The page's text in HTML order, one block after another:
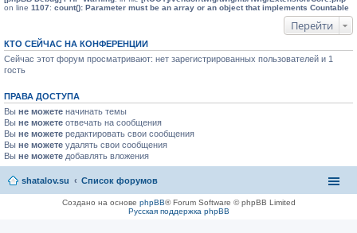
on line 1107: count(): Parameter must be an array or an object that implements Countable
Перейти
КТО СЕЙЧАС НА КОНФЕРЕНЦИИ
Сейчас этот форум просматривают: нет зарегистрированных пользователей и 1
гость
ПРАВА ДОСТУПА
Вы не можете начинать темы
Вы не можете отвечать на сообщения
Вы не можете редактировать свои сообщения
Вы не можете удалять свои сообщения
Вы не можете добавлять вложения
shatalov.su Список форумов
Создано на основе phpBB® Forum Software © phpBB Limited
Русская поддержка phpBB